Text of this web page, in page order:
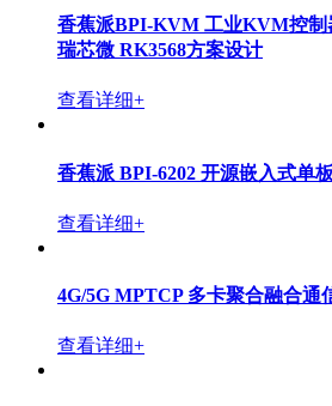
香蕉派BPI-KVM 工业KVM控制
瑞芯微 RK3568方案设计
查看详细+
香蕉派 BPI-6202 开源嵌入式单
查看详细+
4G/5G MPTCP 多卡聚合融合通
查看详细+